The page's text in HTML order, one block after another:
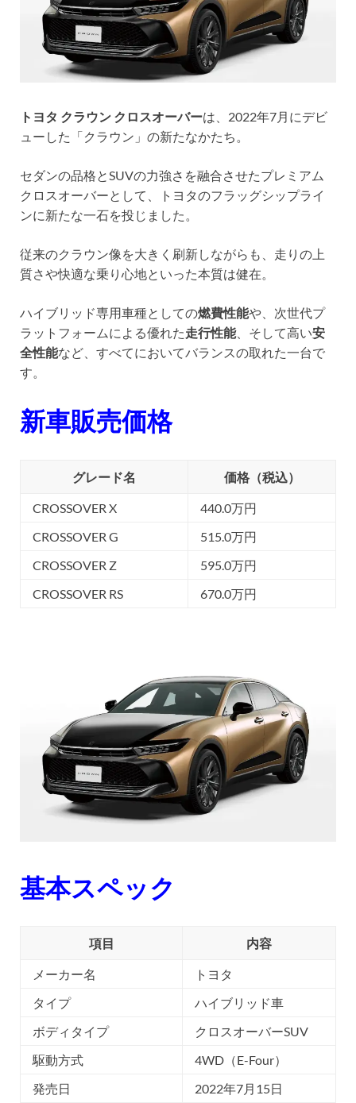
トヨタ クラウン クロスオーバーは、2022年7月にデビ
ューした「クラウン」の新たなかたち。
セダンの品格とSUVの力強さを融合させたプレミアム
クロスオーバーとして、トヨタのフラッグシップライ
ンに新たな一石を投じました。
従来のクラウン像を大きく刷新しながらも、走りの上
質さや快適な乗り心地といった本質は健在。
ハイブリッド専用車種としての燃費性能や、次世代プ
ラットフォームによる優れた走行性能、そして高い安
全性能など、すべてにおいてバランスの取れた一台で
す。
新車販売価格
グレード名 価格（税込）
CROSSOVER X
440.0万円
CROSSOVER G
515.0万円
CROSSOVER Z
595.0万円
CROSSOVER RS
670.0万円
基本スペック
項目 内容
メーカー名
トヨタ
タイプ
ハイブリッド車
ボディタイプ
クロスオーバーSUV
駆動方式
4WD（E-Four）
発売日
2022年7月15日